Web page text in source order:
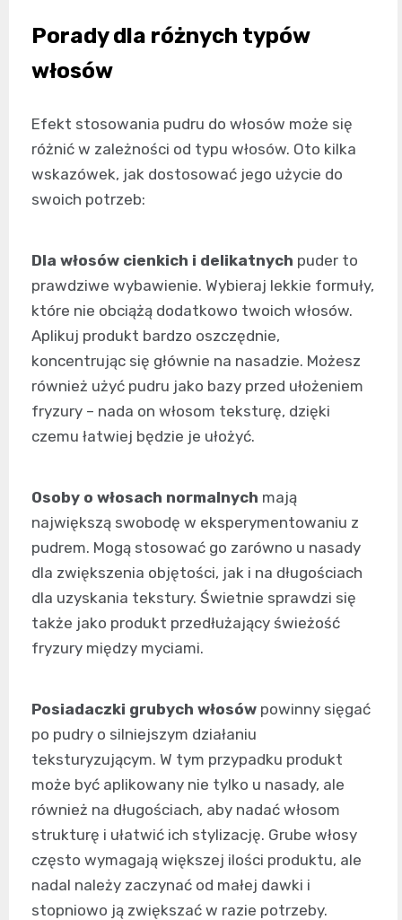
Porady dla różnych typów
włosów
Efekt stosowania pudru do włosów może się
różnić w zależności od typu włosów. Oto kilka
wskazówek, jak dostosować jego użycie do
swoich potrzeb:
Dla włosów cienkich i delikatnych puder to
prawdziwe wybawienie. Wybieraj lekkie formuły,
które nie obciążą dodatkowo twoich włosów.
Aplikuj produkt bardzo oszczędnie,
koncentrując się głównie na nasadzie. Możesz
również użyć pudru jako bazy przed ułożeniem
fryzury – nada on włosom teksturę, dzięki
czemu łatwiej będzie je ułożyć.
Osoby o włosach normalnych mają
największą swobodę w eksperymentowaniu z
pudrem. Mogą stosować go zarówno u nasady
dla zwiększenia objętości, jak i na długościach
dla uzyskania tekstury. Świetnie sprawdzi się
także jako produkt przedłużający świeżość
fryzury między myciami.
Posiadaczki grubych włosów powinny sięgać
po pudry o silniejszym działaniu
teksturyzującym. W tym przypadku produkt
może być aplikowany nie tylko u nasady, ale
również na długościach, aby nadać włosom
strukturę i ułatwić ich stylizację. Grube włosy
często wymagają większej ilości produktu, ale
nadal należy zaczynać od małej dawki i
stopniowo ją zwiększać w razie potrzeby.